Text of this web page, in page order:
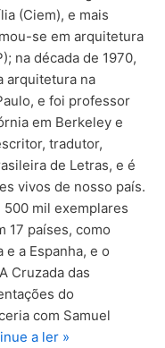
(Ciem), e mais
se em arquitetura
na década de 1970,
arquitetura na
e foi professor
em Berkeley e
tradutor,
de Letras, e é
vivos de nosso país.
500 mil exemplares
17 países, como
e a Espanha, e o
Cruzada das
do
com Samuel
a ler »